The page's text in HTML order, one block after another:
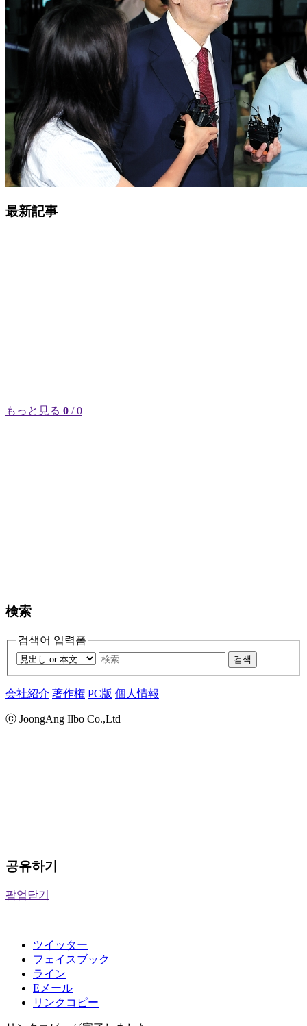
最新記事
もっと見る 0 / 0
検索
검색어 입력폼
검색
会社紹介 著作権 PC版 個人情報
ⓒ JoongAng Ilbo Co.,Ltd
공유하기
팝업닫기
ツイッター
フェイスブック
ライン
Eメール
リンクコピー